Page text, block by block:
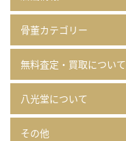
骨董カテゴリー
無料査定・買取について
八光堂について
その他